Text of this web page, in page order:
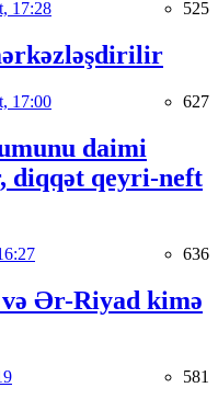
17:28 525
17:00 627
daimi
diqqət qeyri-neft
636
Ər-Riyad kimə
581